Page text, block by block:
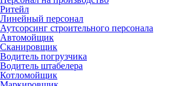
Ритейл
Линейный персонал
Аутсорсинг строительного персонала
Автомойщик
Сканировщик
Водитель погрузчика
Водитель штабелера
Котломойщик